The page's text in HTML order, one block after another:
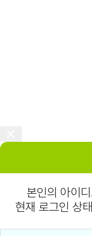
본인의 아이
현재 로그인 상